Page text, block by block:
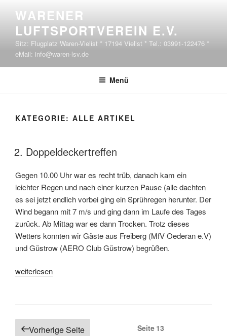
WARENER
LUFTSPORTVEREIN E.V.
Sitz: Flugplatz Waren-Vielist * 17194 Vielist * Tel.: 03991-122476 *
eMail: info@waren-lsv.de
Menü
KATEGORIE: ALLE ARTIKEL
VERÖFFENTLICHT AM
2. Doppeldeckertreffen
Gegen 10.00 Uhr war es recht trüb, danach kam ein
leichter Regen und nach einer kurzen Pause (alle dachten
es sei jetzt endlich vorbei ging ein Sprühregen herunter. Der
Wind begann mit 7 m/s und ging dann im Laufe des Tages
zurück. Ab Mittag war es dann Trocken. Trotz dieses
Wetters konnten wir Gäste aus Freiberg (MfV Oederan e.V)
und Güstrow (AERO Club Güstrow) begrüßen.
„2. Doppeldeckertreffen“
weiterlesen
Seitennummerierung der Beiträge
Vorherige Seite Seite 13